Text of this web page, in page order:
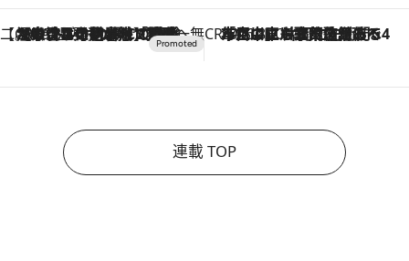
【CREA×星野リゾート】唯一無二。癒しと発見が待つ場所へ
2026.8.7
【トンボの足水浴】ヒノキの香りに包まれて涼感マックス！約13℃の湧水かけ流しを避暑地「星野温泉 トンボの湯」で体験 CREA'S CHOICE
2026.8.7
「立川にも歌舞伎があるんだよ」 片岡仁左衛門・市川中車ら豪華座組みで4年目の立川立飛歌舞伎へ
連載 TOP